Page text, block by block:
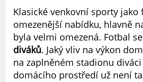
Klasické venkovní sporty
omezenější nabídku, hlavně
byla velmi omezená. Fotbal
diváků. Jaký vliv na výkon
na zaplněném stadionu diváci
domácího prostředí už není